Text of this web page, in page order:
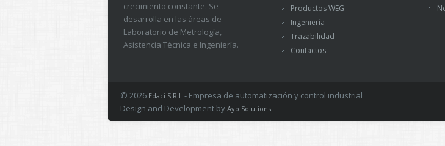
crecimiento constante. Se
desarrolla en las áreas de
Laboratorio de Metrología,
Asistencia Técnica e Ingeniería.
Productos WEG
Ingeniería
Trazabilidad
Contactos
© 2026 Edaci S.R.L - Empresa de automatización y control industrial
Design and Development by Ayb Solutions